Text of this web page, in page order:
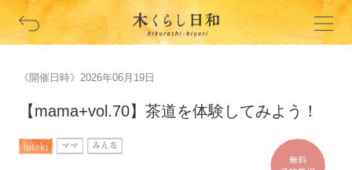
《開催日時》2026年06月19日
【mama+vol.70】茶道を体験してみよう！
hitoki ママ みんな